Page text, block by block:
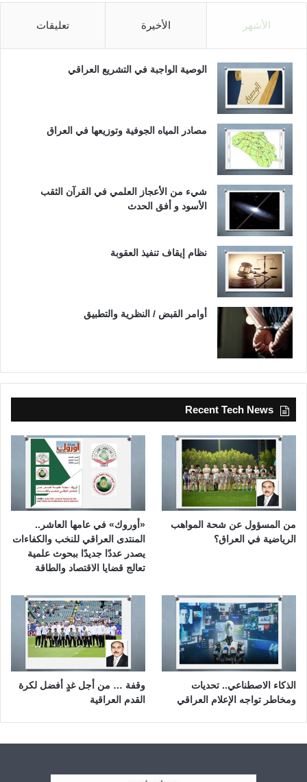
الأشهر الأخيرة تعليقات
الوصية الواجبة في التشريع العراقي
مصادر المياه الجوفية وتوزيعها في العراق
شيء من الأعجاز العلمي في القرآن الثقب
الأسود و أفق الحدث
نظام إيقاف تنفيذ العقوبة
أوامر القبض / النظرية والتطبيق
Recent Tech News
من المسؤول عن شحة المواهب
الرياضية في العراق؟
«أوروك» في عامها العاشر..
المنتدى العراقي للنخب والكفاءات
يصدر عددًا جديدًا ببحوث علمية
تعالج قضايا الاقتصاد والطاقة
الذكاء الاصطناعي.. تحديات
ومخاطر تواجه الإعلام العراقي
وقفة … من أجل غدٍ أفضل لكرة
القدم العراقية